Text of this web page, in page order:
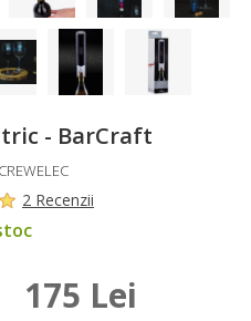
- BarCraft
2 Recenzii
175 Lei